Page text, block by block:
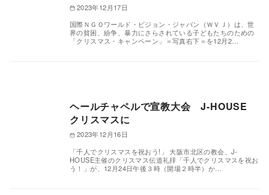
2023年12月17日
国際ＮＧＯワールド・ビジョン・ジャパン（ＷＶＪ）は、世
界の貧困、紛争、暴力にさらされている子どもたちのための
「クリスマス・キャンペーン」＝写真右下＝を12月2…
ヘールチャペルで宣教大会 J-HOUSE
クリスマスに
2023年12月16日
「千人でクリスマスを祝おう!」 大阪市北区の教会、J-
HOUSE主催のクリスマス伝道礼拝「千人でクリスマスを祝お
う！」が、12月24日午後３時（開場２時半）か…